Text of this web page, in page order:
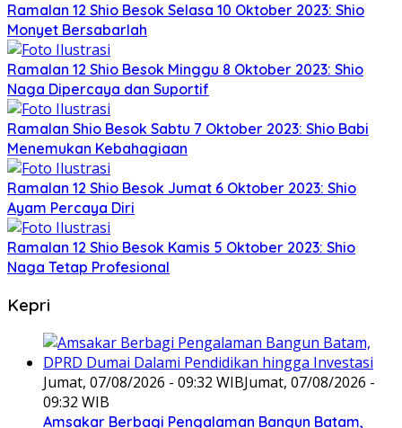
Ramalan 12 Shio Besok Selasa 10 Oktober 2023: Shio
Monyet Bersabarlah
Ramalan 12 Shio Besok Minggu 8 Oktober 2023: Shio
Naga Dipercaya dan Suportif
Ramalan Shio Besok Sabtu 7 Oktober 2023: Shio Babi
Menemukan Kebahagiaan
Ramalan 12 Shio Besok Jumat 6 Oktober 2023: Shio
Ayam Percaya Diri
Ramalan 12 Shio Besok Kamis 5 Oktober 2023: Shio
Naga Tetap Profesional
Kepri
Jumat, 07/08/2026 - 09:32 WIBJumat, 07/08/2026 -
09:32 WIB
Amsakar Berbagi Pengalaman Bangun Batam,